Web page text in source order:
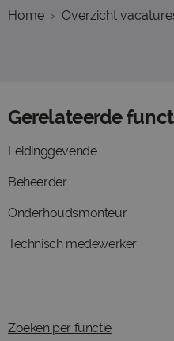
Home Overzicht
Gerelateerde
Leidinggevende
Beheerder
Onderhoudsmonteur
Technisch medewerker
Zoeken per functie